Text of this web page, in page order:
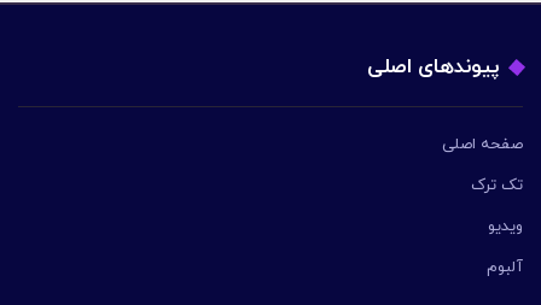
پیوندهای اصلی
صفحه اصلی
تک ترک
ویدیو
آلبوم